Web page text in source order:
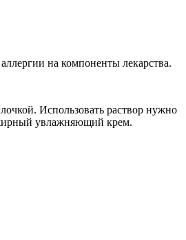
на компоненты лекарства.
Использовать раствор нужно
жирный увлажняющий крем.